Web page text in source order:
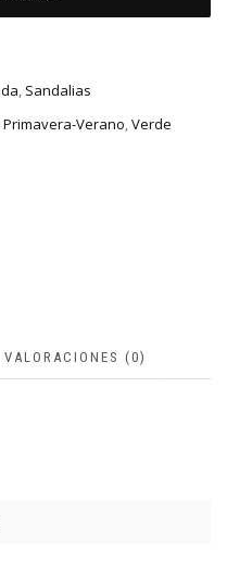
, Sandalias
Primavera-Verano,Verde
VALORACIONES (0)